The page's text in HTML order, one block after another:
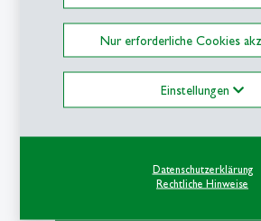
Nur erforderliche Cookies
Einstellungen
Datenschutzerklärung
Rechtliche Hinweise
Themenschwerpunkt
In unserem Themenschwerpunkt
öffentliche Veranstaltungen und